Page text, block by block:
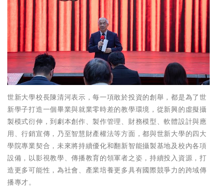
世新大學校長陳清河表示，每一項敢於投資的創舉，都是為了世
新學子打造一個畢業與就業零時差的教學環境，從新興的虛擬攝
製模式衍伸，到劇本創作、製作管理、財務模型、軟體設計與應
用、行銷宣傳，乃至智慧財產權法等方面，都與世新大學的四大
學院專業契合，未來將持續優化和翻新智能攝製基地及校內各項
設備，以影視教學、傳播教育的領軍者之姿，持續投入資源，打
造更多可能性，為社會、產業培養更多具有國際競爭力的跨域傳
播專才。